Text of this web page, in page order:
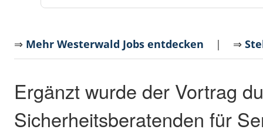
⇒ Mehr Westerwald Jobs entdecken | ⇒
Ergänzt wurde der Vortrag
Sicherheitsberatenden für